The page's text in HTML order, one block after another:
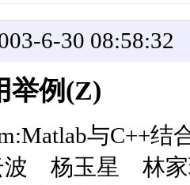
6-30 08:58:32
举例(Z)
与C++结
杨玉星 林家